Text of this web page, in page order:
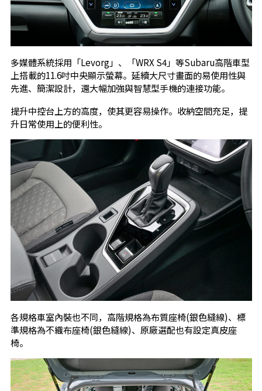
多媒體系統採用「Levorg」、「WRX S4」等Subaru高階車型
上搭載的11.6吋中央顯示螢幕。延續大尺寸畫面的易使用性與
先進、簡潔設計，還大幅加強與智慧型手機的連接功能。
提升中控台上方的高度，使其更容易操作。收納空間充足，提
升日常使用上的便利性。
各規格車室內裝也不同，高階規格為布質座椅(銀色縫線)、標
準規格為不織布座椅(銀色縫線)、原廠選配也有設定真皮座
椅。